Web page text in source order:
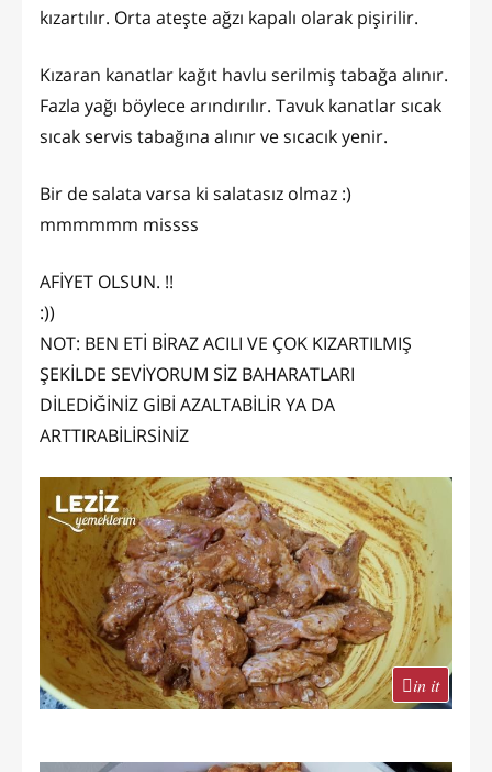
kızartılır. Orta ateşte ağzı kapalı olarak pişirilir.
Kızaran kanatlar kağıt havlu serilmiş tabağa alınır.
Fazla yağı böylece arındırılır. Tavuk kanatlar sıcak
sıcak servis tabağına alınır ve sıcacık yenir.
Bir de salata varsa ki salatasız olmaz :)
mmmmmm missss
AFİYET OLSUN. !!
:))
NOT: BEN ETİ BİRAZ ACILI VE ÇOK KIZARTILMIŞ
ŞEKİLDE SEVİYORUM SİZ BAHARATLARI
DİLEDİĞİNİZ GİBİ AZALTABİLİR YA DA
ARTTIRABİLİRSİNİZ
in it